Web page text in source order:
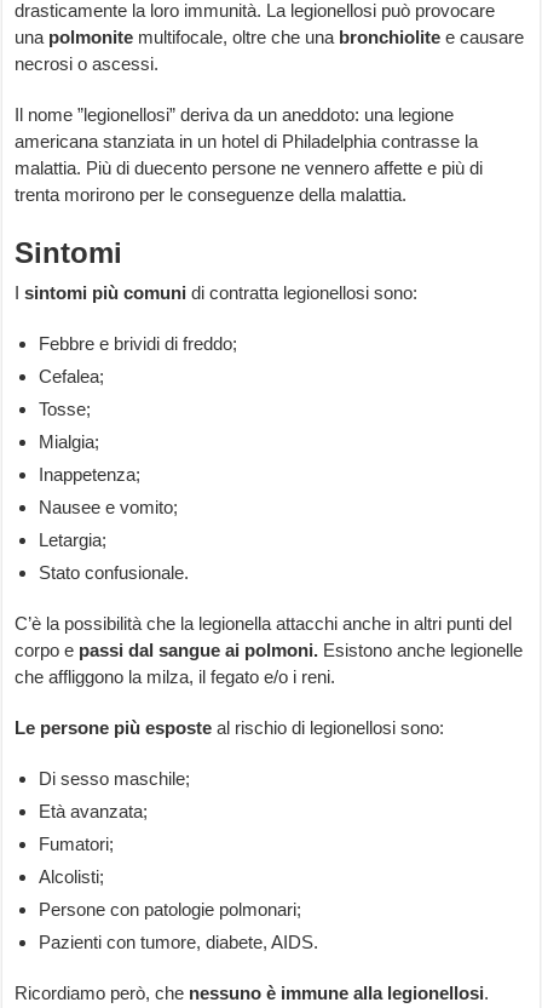
drasticamente la loro immunità. La legionellosi può provocare
una polmonite multifocale, oltre che una bronchiolitee causare
necrosi o ascessi.
Il nome ”legionellosi” deriva da un aneddoto: una legione
americana stanziata in un hotel di Philadelphia contrasse la
malattia. Più di duecento persone ne vennero affette e più di
trenta morirono per le conseguenze della malattia.
Sintomi
Isintomi più comuni di contratta legionellosi sono:
Febbre e brividi di freddo;
Cefalea;
Tosse;
Mialgia;
Inappetenza;
Nausee e vomito;
Letargia;
Stato confusionale.
C’è la possibilità che la legionella attacchi anche in altri punti del
corpo e passi dal sangue ai polmoni. Esistono anche legionelle
che affliggono la milza, il fegato e/o i reni.
Le persone più esposte al rischio di legionellosi sono:
Di sesso maschile;
Età avanzata;
Fumatori;
Alcolisti;
Persone con patologie polmonari;
Pazienti con tumore, diabete, AIDS.
Ricordiamo però, che nessuno è immune alla legionellosi.